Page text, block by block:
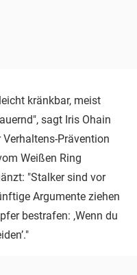
kränkbar, meist
sagt Iris Ohain
Prävention
Weißen Ring
"Stalker sind vor
Argumente ziehen
bestrafen: ,Wenn du